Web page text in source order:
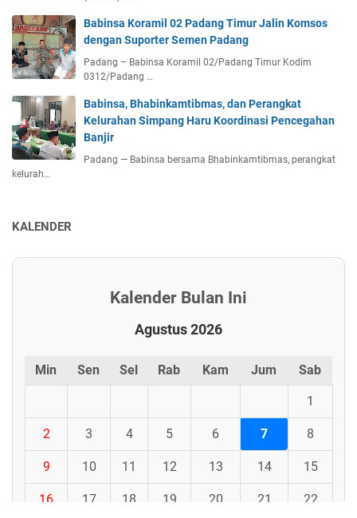
Babinsa Koramil 02 Padang Timur Jalin Komsos
dengan Suporter Semen Padang
Padang – Babinsa Koramil 02/Padang Timur Kodim
0312/Padang …
Babinsa, Bhabinkamtibmas, dan Perangkat
Kelurahan Simpang Haru Koordinasi Pencegahan
Banjir
Padang — Babinsa bersama Bhabinkamtibmas, perangkat
kelurah…
KALENDER
Kalender Bulan Ini
Agustus 2026
Min Sen Sel Rab Kam Jum Sab
1
2 3 4 5 6 7 8
9 10 11 12 13 14 15
16 17 18 19 20 21 22